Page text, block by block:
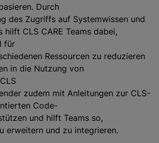
Durch
des Zugriffs auf Systemwissen und
hilft CLS CARE Teams dabei,
für
Ressourcen zu reduzieren
in die Nutzung von
zudem mit Anleitungen zur CLS-
Code-
und hilft Teams so,
erweitern und zu integrieren.